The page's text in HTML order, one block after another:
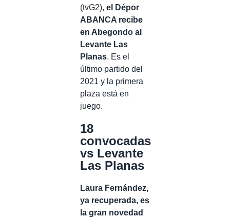
(tvG2), el Dépor
ABANCA recibe
en Abegondo al
Levante Las
Planas. Es el
último partido del
2021 y la primera
plaza está en
juego.
18
convocadas
vs Levante
Las Planas
Laura Fernández,
ya recuperada, es
la gran novedad